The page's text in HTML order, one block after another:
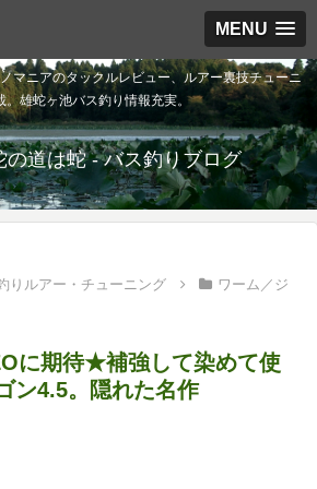
MENU
マニアのタックルレビュー、ルアー裏技チューニ
。雄蛇ヶ池バス釣り情報充実。
の道は蛇 - バス釣りブログ
りルアー・チューニング
ワーム／ジ
に期待★補強して染めて使
ン4.5。隠れた名作